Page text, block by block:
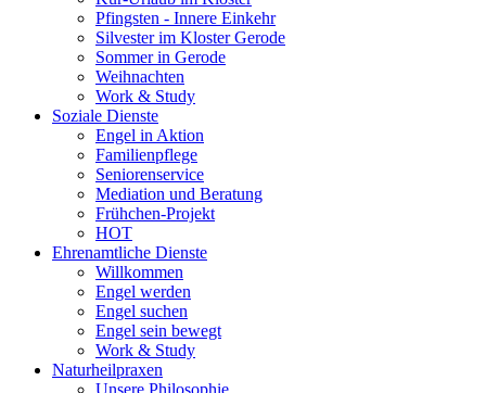
Pfingsten - Innere Einkehr
Silvester im Kloster Gerode
Sommer in Gerode
Weihnachten
Work & Study
Soziale Dienste
Engel in Aktion
Familienpflege
Seniorenservice
Mediation und Beratung
Frühchen-Projekt
HOT
Ehrenamtliche Dienste
Willkommen
Engel werden
Engel suchen
Engel sein bewegt
Work & Study
Naturheilpraxen
Unsere Philosophie